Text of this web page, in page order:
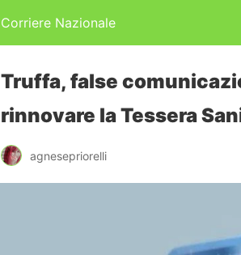
Corriere Nazionale
Truffa, false
rinnovare la Tessera
agnesepriorelli